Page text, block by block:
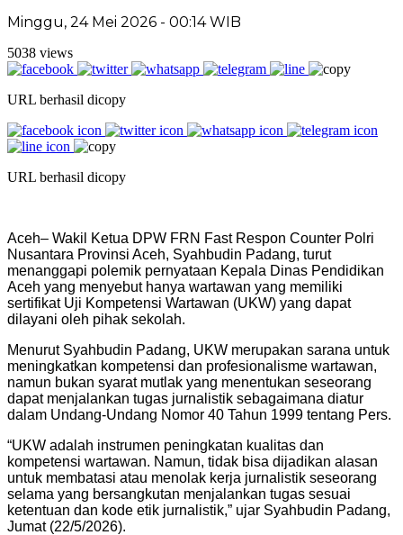
Minggu, 24 Mei 2026 - 00:14 WIB
5038 views
URL berhasil dicopy
URL berhasil dicopy
Aceh– Wakil Ketua DPW FRN Fast Respon Counter Polri
Nusantara Provinsi Aceh, Syahbudin Padang, turut
menanggapi polemik pernyataan Kepala Dinas Pendidikan
Aceh yang menyebut hanya wartawan yang memiliki
sertifikat Uji Kompetensi Wartawan (UKW) yang dapat
dilayani oleh pihak sekolah.
Menurut Syahbudin Padang, UKW merupakan sarana untuk
meningkatkan kompetensi dan profesionalisme wartawan,
namun bukan syarat mutlak yang menentukan seseorang
dapat menjalankan tugas jurnalistik sebagaimana diatur
dalam Undang-Undang Nomor 40 Tahun 1999 tentang Pers.
“UKW adalah instrumen peningkatan kualitas dan
kompetensi wartawan. Namun, tidak bisa dijadikan alasan
untuk membatasi atau menolak kerja jurnalistik seseorang
selama yang bersangkutan menjalankan tugas sesuai
ketentuan dan kode etik jurnalistik,” ujar Syahbudin Padang,
Jumat (22/5/2026).